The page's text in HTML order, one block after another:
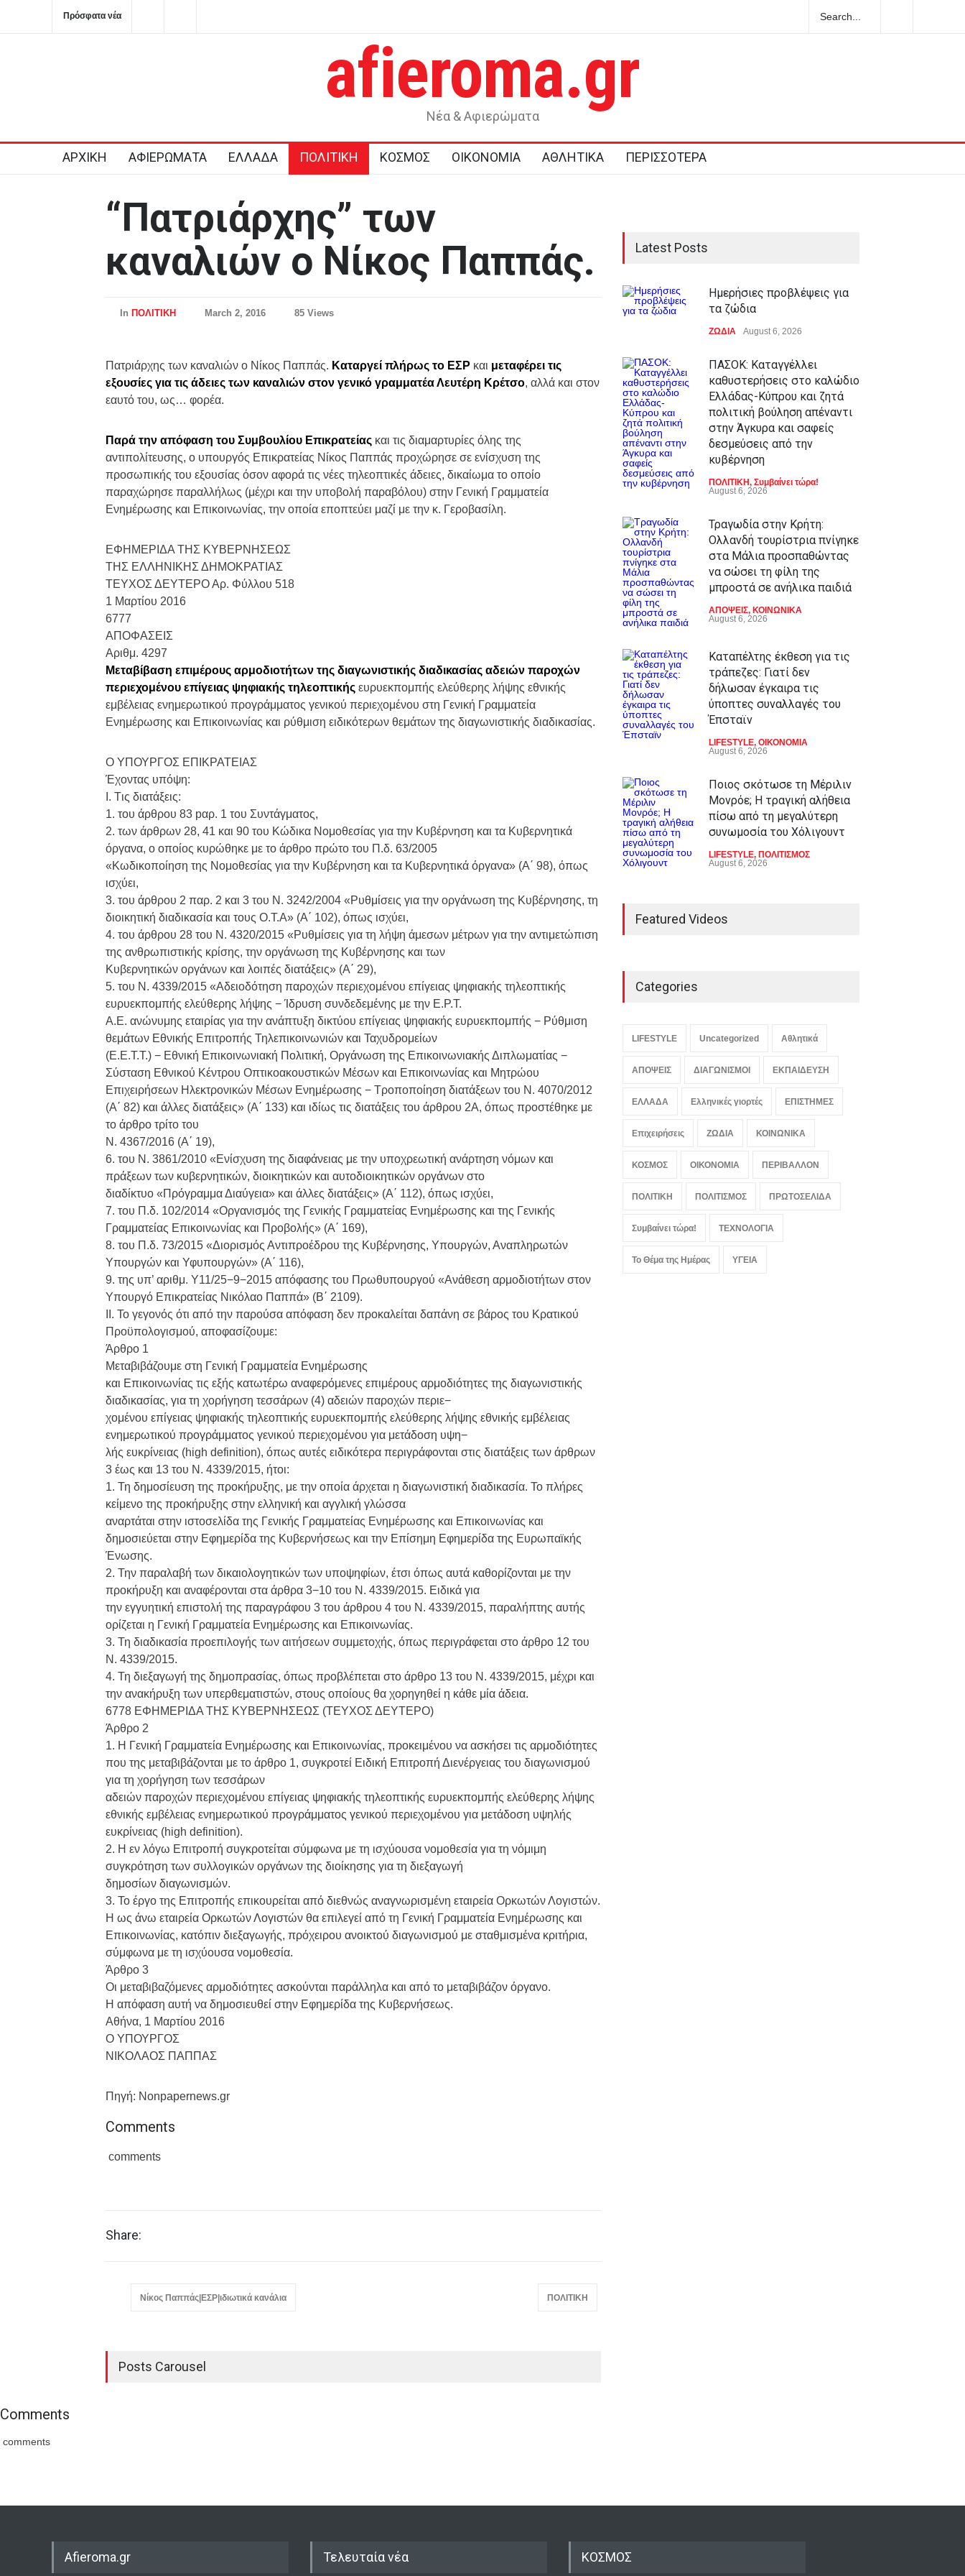
Πρόσφατα νέα
ΠΑΣΟΚ: Καταγγέλλει καθυστερήσεις στο καλώδιο Ελλάδας-
Κύπρου και ζητά πολιτική βούληση απέναντι στην Άγκυρα και
σαφείς δεσμεύσεις από την κυβέρνηση
προσπαθώντας να σώσει τη φίλη της μπροστά σε ανήλικα
παιδιά
afieroma.gr
Νέα & Αφιερώματα
ΑΡΧΙΚΗ ΑΦΙΕΡΩΜΑΤΑ ΕΛΛΑΔΑ ΠΟΛΙΤΙΚΗ ΚΟΣΜΟΣ ΟΙΚΟΝΟΜΙΑ ΑΘΛΗΤΙΚΑ ΠΕΡΙΣΣΟΤΕΡΑ
“Πατριάρχης” των
καναλιών ο Νίκος Παππάς.
In ΠΟΛΙΤΙΚΗ March 2, 2016 85 Views
Πατριάρχης των καναλιών ο Νίκος Παππάς. Καταργεί πλήρως το ΕΣΡ και μεταφέρει τις
εξουσίες για τις άδειες των καναλιών στον γενικό γραμματέα Λευτέρη Κρέτσο, αλλά και στον
εαυτό του, ως… φορέα.
Παρά την απόφαση του Συμβουλίου Επικρατείας και τις διαμαρτυρίες όλης της
αντιπολίτευσης, ο υπουργός Επικρατείας Νίκος Παππάς προχώρησε σε ενίσχυση της
προσωπικής του εξουσίας όσον αφορά τις νέες τηλεοπτικές άδειες, δικαίωμα το οποίο
παραχώρησε παραλλήλως (μέχρι και την υποβολή παραβόλου) στην Γενική Γραμματεία
Ενημέρωσης και Επικοινωνίας, την οποία εποπτεύει μαζί με την κ. Γεροβασίλη.
ΕΦΗΜΕΡΙΔΑ ΤΗΣ ΚΥΒΕΡΝΗΣΕΩΣ
ΤΗΣ ΕΛΛΗΝΙΚΗΣ ΔΗΜΟΚΡΑΤΙΑΣ
ΤΕΥΧΟΣ ΔΕΥΤΕΡΟ Αρ. Φύλλου 518
1 Μαρτίου 2016
6777
ΑΠΟΦΑΣΕΙΣ
Αριθμ. 4297
Μεταβίβαση επιμέρους αρμοδιοτήτων της διαγωνιστικής διαδικασίας αδειών παροχών
περιεχομένου επίγειας ψηφιακής τηλεοπτικής ευρυεκπομπής ελεύθερης λήψης εθνικής
εμβέλειας ενημερωτικού προγράμματος γενικού περιεχομένου στη Γενική Γραμματεία
Ενημέρωσης και Επικοινωνίας και ρύθμιση ειδικότερων θεμάτων της διαγωνιστικής διαδικασίας.
Ο ΥΠΟΥΡΓΟΣ ΕΠΙΚΡΑΤΕΙΑΣ
Έχοντας υπόψη:
Ι. Tις διατάξεις:
1. του άρθρου 83 pαρ. 1 του Συντάγματος,
2. των άρθρων 28, 41 και 90 του Κώδικα Νομοθεσίας για την Κυβέρνηση και τα Κυβερνητικά
όργανα, ο οποίος κυρώθηκε με το άρθρο πρώτο του Π.δ. 63/2005
«Κωδικοποίηση της Νομοθεσίας για την Κυβέρνηση και τα Κυβερνητικά όργανα» (Α΄ 98), όπως
ισχύει,
3. του άρθρου 2 παρ. 2 και 3 του Ν. 3242/2004 «Ρυθμίσεις για την οργάνωση της Κυβέρνησης, τη
διοικητική διαδικασία και τους Ο.Τ.Α» (Α΄ 102), όπως ισχύει,
4. του άρθρου 28 του Ν. 4320/2015 «Ρυθμίσεις για τη λήψη άμεσων μέτρων για την αντιμετώπιση
της ανθρωπιστικής κρίσης, την οργάνωση της Κυβέρνησης και των
Κυβερνητικών οργάνων και λοιπές διατάξεις» (Α΄ 29),
5. του Ν. 4339/2015 «Αδειοδότηση παροχών περιεχομένου επίγειας ψηφιακής τηλεοπτικής
ευρυεκπομπής ελεύθερης λήψης − Ίδρυση συνδεδεμένης με την Ε.Ρ.Τ.
Α.Ε. ανώνυμης εταιρίας για την ανάπτυξη δικτύου επίγειας ψηφιακής ευρυεκπομπής − Ρύθμιση
θεμάτων Εθνικής Επιτροπής Τηλεπικοινωνιών και Ταχυδρομείων
(Ε.Ε.Τ.Τ.) − Εθνική Επικοινωνιακή Πολιτική, Οργάνωση της Επικοινωνιακής Διπλωματίας −
Σύσταση Εθνικού Κέντρου Οπτικοακουστικών Μέσων και Επικοινωνίας και Μητρώου
Επιχειρήσεων Ηλεκτρονικών Μέσων Ενημέρωσης − Τροποποίηση διατάξεων του Ν. 4070/2012
(Α΄ 82) και άλλες διατάξεις» (Α΄ 133) και ιδίως τις διατάξεις του άρθρου 2Α, όπως προστέθηκε με
το άρθρο τρίτο του
Ν. 4367/2016 (Α΄ 19),
6. του Ν. 3861/2010 «Ενίσχυση της διαφάνειας με την υποχρεωτική ανάρτηση νόμων και
πράξεων των κυβερνητικών, διοικητικών και αυτοδιοικητικών οργάνων στο
διαδίκτυο «Πρόγραμμα Διαύγεια» και άλλες διατάξεις» (Α΄ 112), όπως ισχύει,
7. του Π.δ. 102/2014 «Οργανισμός της Γενικής Γραμματείας Ενημέρωσης και της Γενικής
Γραμματείας Επικοινωνίας και Προβολής» (Α΄ 169),
8. του Π.δ. 73/2015 «Διορισμός Αντιπροέδρου της Κυβέρνησης, Υπουργών, Αναπληρωτών
Υπουργών και Υφυπουργών» (Α΄ 116),
9. της υπ’ αριθμ. Υ11/25−9−2015 απόφασης του Πρωθυπουργού «Ανάθεση αρμοδιοτήτων στον
Υπουργό Επικρατείας Νικόλαο Παππά» (Β΄ 2109).
II. Το γεγονός ότι από την παρούσα απόφαση δεν προκαλείται δαπάνη σε βάρος του Κρατικού
Προϋπολογισμού, αποφασίζουμε:
Άρθρο 1
Μεταβιβάζουμε στη Γενική Γραμματεία Ενημέρωσης
και Επικοινωνίας τις εξής κατωτέρω αναφερόμενες επιμέρους αρμοδιότητες της διαγωνιστικής
διαδικασίας, για τη χορήγηση τεσσάρων (4) αδειών παροχών περιε−
χομένου επίγειας ψηφιακής τηλεοπτικής ευρυεκπομπής ελεύθερης λήψης εθνικής εμβέλειας
ενημερωτικού προγράμματος γενικού περιεχομένου για μετάδοση υψη−
λής ευκρίνειας (high definition), όπως αυτές ειδικότερα περιγράφονται στις διατάξεις των άρθρων
3 έως και 13 του Ν. 4339/2015, ήτοι:
1. Τη δημοσίευση της προκήρυξης, με την οποία άρχεται η διαγωνιστική διαδικασία. Το πλήρες
κείμενο της προκήρυξης στην ελληνική και αγγλική γλώσσα
αναρτάται στην ιστοσελίδα της Γενικής Γραμματείας Ενημέρωσης και Επικοινωνίας και
δημοσιεύεται στην Εφημερίδα της Κυβερνήσεως και την Επίσημη Εφημερίδα της Ευρωπαϊκής
Ένωσης.
2. Την παραλαβή των δικαιολογητικών των υποψηφίων, έτσι όπως αυτά καθορίζονται με την
προκήρυξη και αναφέρονται στα άρθρα 3−10 του Ν. 4339/2015. Ειδικά για
την εγγυητική επιστολή της παραγράφου 3 του άρθρου 4 του Ν. 4339/2015, παραλήπτης αυτής
ορίζεται η Γενική Γραμματεία Ενημέρωσης και Επικοινωνίας.
3. Τη διαδικασία προεπιλογής των αιτήσεων συμμετοχής, όπως περιγράφεται στο άρθρο 12 του
Ν. 4339/2015.
4. Τη διεξαγωγή της δημοπρασίας, όπως προβλέπεται στο άρθρο 13 του Ν. 4339/2015, μέχρι και
την ανακήρυξη των υπερθεματιστών, στους οποίους θα χορηγηθεί η κάθε μία άδεια.
6778 ΕΦΗΜΕΡΙΔΑ ΤΗΣ ΚΥΒΕΡΝΗΣΕΩΣ (ΤΕΥΧΟΣ ΔΕΥΤΕΡΟ)
Άρθρο 2
1. Η Γενική Γραμματεία Ενημέρωσης και Επικοινωνίας, προκειμένου να ασκήσει τις αρμοδιότητες
που της μεταβιβάζονται με το άρθρο 1, συγκροτεί Ειδική Επιτροπή Διενέργειας του διαγωνισμού
για τη χορήγηση των τεσσάρων
αδειών παροχών περιεχομένου επίγειας ψηφιακής τηλεοπτικής ευρυεκπομπής ελεύθερης λήψης
εθνικής εμβέλειας ενημερωτικού προγράμματος γενικού περιεχομένου για μετάδοση υψηλής
ευκρίνειας (high definition).
2. Η εν λόγω Επιτροπή συγκροτείται σύμφωνα με τη ισχύουσα νομοθεσία για τη νόμιμη
συγκρότηση των συλλογικών οργάνων της διοίκησης για τη διεξαγωγή
δημοσίων διαγωνισμών.
3. Το έργο της Επιτροπής επικουρείται από διεθνώς αναγνωρισμένη εταιρεία Ορκωτών Λογιστών.
Η ως άνω εταιρεία Ορκωτών Λογιστών θα επιλεγεί από τη Γενική Γραμματεία Ενημέρωσης και
Επικοινωνίας, κατόπιν διεξαγωγής, πρόχειρου ανοικτού διαγωνισμού με σταθμισμένα κριτήρια,
σύμφωνα με τη ισχύουσα νομοθεσία.
Άρθρο 3
Οι μεταβιβαζόμενες αρμοδιότητες ασκούνται παράλληλα και από το μεταβιβάζον όργανο.
Η απόφαση αυτή να δημοσιευθεί στην Εφημερίδα της Κυβερνήσεως.
Αθήνα, 1 Μαρτίου 2016
Ο ΥΠΟΥΡΓΟΣ
ΝΙΚΟΛΑΟΣ ΠΑΠΠΑΣ
Πηγή: Νonpapernews.gr
Comments
comments
Share:
Nίκος Παππάς|ΕΣΡ|ιδιωτικά κανάλια ΠΟΛΙΤΙΚΗ
Posts Carousel
Latest Posts
Ημερήσιες προβλέψεις για
τα ζώδια
ΖΩΔΙΑ August 6, 2026
ΠΑΣΟΚ: Καταγγέλλει
καθυστερήσεις στο καλώδιο
Ελλάδας-Κύπρου και ζητά
πολιτική βούληση απέναντι
στην Άγκυρα και σαφείς
δεσμεύσεις από την
κυβέρνηση
ΠΟΛΙΤΙΚΗ, Συμβαίνει τώρα!
August 6, 2026
Τραγωδία στην Κρήτη:
Ολλανδή τουρίστρια πνίγηκε
στα Μάλια προσπαθώντας
να σώσει τη φίλη της
μπροστά σε ανήλικα παιδιά
ΑΠΟΨΕΙΣ, ΚΟΙΝΩΝΙΚΑ
August 6, 2026
Καταπέλτης έκθεση για τις
τράπεζες: Γιατί δεν
δήλωσαν έγκαιρα τις
ύποπτες συναλλαγές του
Έπσταϊν
LIFESTYLE, ΟΙΚΟΝΟΜΙΑ
August 6, 2026
Ποιος σκότωσε τη Μέριλιν
Μονρόε; Η τραγική αλήθεια
πίσω από τη μεγαλύτερη
συνωμοσία του Χόλιγουντ
LIFESTYLE, ΠΟΛΙΤΙΣΜΟΣ
August 6, 2026
Featured Videos
Categories
LIFESTYLE Uncategorized Αθλητικά
ΑΠΟΨΕΙΣ ΔΙΑΓΩΝΙΣΜΟΙ ΕΚΠΑΙΔΕΥΣΗ
ΕΛΛΑΔΑ Ελληνικές γιορτές ΕΠΙΣΤΗΜΕΣ
Επιχειρήσεις ΖΩΔΙΑ ΚΟΙΝΩΝΙΚΑ
ΚΟΣΜΟΣ ΟΙΚΟΝΟΜΙΑ ΠΕΡΙΒΑΛΛΟΝ
ΠΟΛΙΤΙΚΗ ΠΟΛΙΤΙΣΜΟΣ ΠΡΩΤΟΣΕΛΙΔΑ
Συμβαίνει τώρα! ΤΕΧΝΟΛΟΓΙΑ
Το Θέμα της Ημέρας ΥΓΕΙΑ
Comments
comments
Afieroma.gr Τελευταία νέα ΚΟΣΜΟΣ